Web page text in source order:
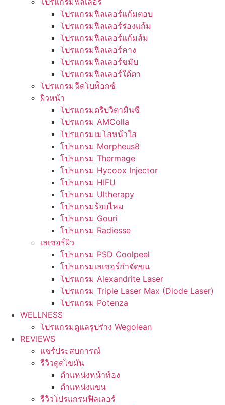
โปรแกรมฟิลเลอร์แก้มตอบ
โปรแกรมฟิลเลอร์ร่องแก้ม
โปรแกรมฟิลเลอร์แก้มส้ม
โปรแกรมฟิลเลอร์คาง
โปรแกรมฟิลเลอร์ขมับ
โปรแกรมฟิลเลอร์ใต้ตา
โปรแกรมฉีดโบท็อกซ์
ผิวหน้า
โปรแกรมดริปวิตามินซี
โปรแกรม AMColla
โปรแกรมเมโสหน้าใส
โปรแกรม Morpheus8
โปรแกรม Thermage
โปรแกรม Hycoox Injector
โปรแกรม HIFU
โปรแกรม Ultherapy
โปรแกรมร้อยไหม
โปรแกรม Gouri
โปรแกรม Radiesse
เลเซอร์ผิว
โปรแกรม PSD Coolpeel
โปรแกรมเลเซอร์กำจัดขน
โปรแกรม Alexandrite Laser
โปรแกรม Triple Laser Max (Diode Laser)
โปรแกรม Potenza
WELLNESS
โปรแกรมดูแลรูปร่าง Wegolean
REVIEWS
แชร์ประสบการณ์
รีวิวดูดไขมัน
ตำแหน่งหน้าท้อง
ตำแหน่งแขน
รีวิวโปรแกรมฟิลเลอร์